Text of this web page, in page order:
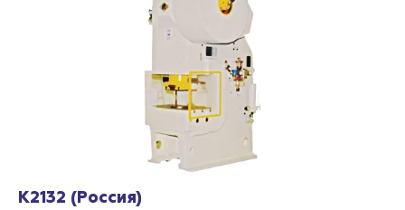
К2132 (Россия)